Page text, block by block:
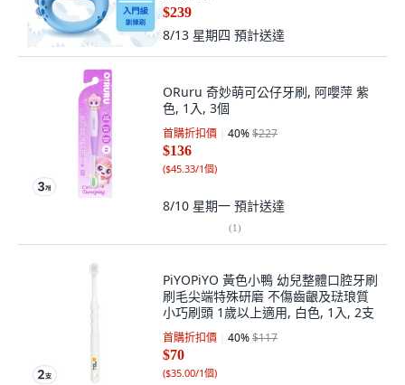
$239
8/13 星期四 預計送達
ORuru 奇妙萌可公仔牙刷, 阿嚶萍 紫
色, 1入, 3個
首購折扣價 40%$227
$136
($45.33/1個)
8/10 星期一 預計送達
(1)
PiYOPiYO 黃色小鴨 幼兒整體口腔牙刷
刷毛尖端特殊研磨 不傷齒齦及琺琅質
小巧刷頭 1歲以上適用, 白色, 1入, 2支
首購折扣價 40%$117
$70
($35.00/1個)